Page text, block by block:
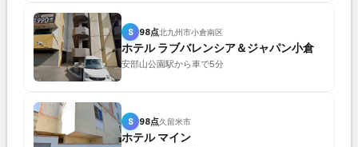
S 98点北九州市小倉南区
ホテル ラブバレンシア＆ジャパン小倉
安部山公園駅から車で5分
S 98点久留米市
ホテル マイン